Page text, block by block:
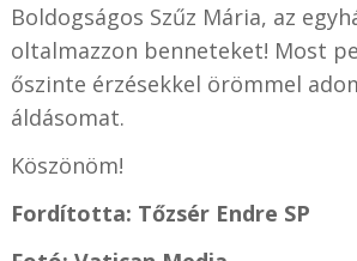
Boldogságos Szűz Mária, az
oltalmazzon benneteket! Most
őszinte érzésekkel örömmel
áldásomat.
Köszönöm!
Fordította: Tőzsér Endre SP